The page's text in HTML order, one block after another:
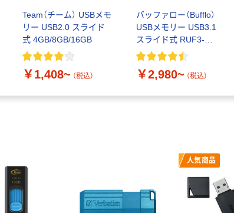
Team（チーム） USBメモ
リー USB2.0 スライド
式 4GB/8GB/16GB
￥1,408~ （税込）
バッファロー（Bufflo）
USBメモリー USB3.1
スライド式 RUF3-
KS16GAシリーズ 16GB
￥2,980~ （税込）
人気商品